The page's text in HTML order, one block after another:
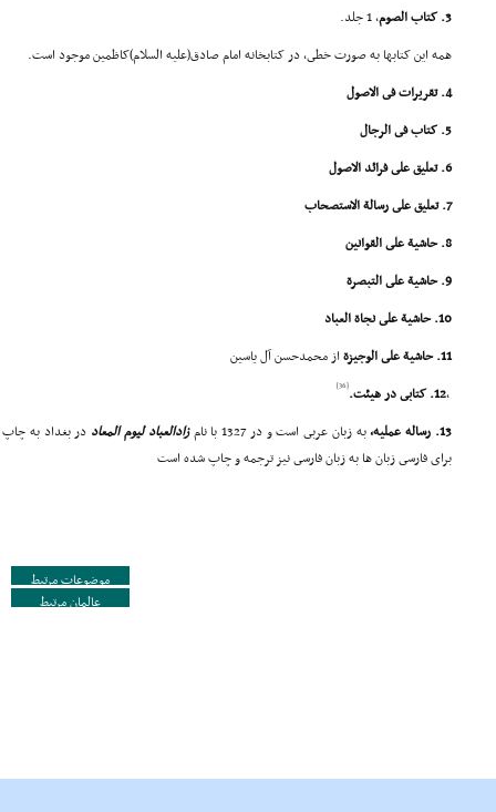
3. کتاب الصوم
، 1 جلد.
همه این کتابها به صورت خطى، در کتابخانه امام صادق(علیه السلام)کاظمین موجود است.
4. تقریرات فى الاصول
5. کتاب فى الرجال
6. تعلیق على فرائد الاصول
7. تعلیق على رسالة الاستصحاب
8. حاشیة على القوانین
9. حاشیة على التبصرة
10. حاشیة على نجاة العباد
11. حاشیة على الوجیزة
از محمدحسن آل یاسین
,12. کتابى در هیئت. [36]
13. رساله عملیه، به زبان عربى است و در 1327 با نام زادالعباد لیوم المعاد در بغداد به
براى فارسى زبان ها به زبان فارسى نیز ترجمه و چاپ شده است
موضوعات مرتبط
عالمان مرتبط